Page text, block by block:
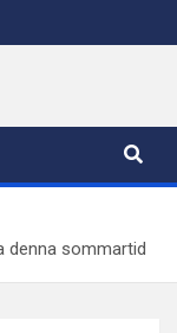
denna sommartid